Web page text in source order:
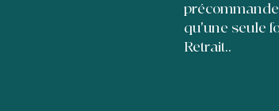
qu'une seule
Retrait..